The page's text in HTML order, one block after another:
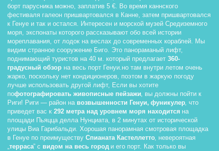
борт парусника можно, заплатив 5 €. Во время каннского
фестиваля галеон пришвартовался в Канне, затем пришвартовался
к Генуе и так и остался. Интересен и морской музей Средиземного
моря, экспонаты которого рассказывают обо всей истории
мореплавания, от лодок на веслах до современных кораблей. Мы
видим странное сооружение Биго. Это панораманый лифт,
поднимающий туристов на 40 м. который предлагает 360-
градусный обзор на весь порт Генуи.но там внутри летом очень
жарко, поскольку нет кондиционеров, поэтом в жаркую погоду
лучше использовать другой лифт, Если вы хотите
пофотографировать живописные пейзажи, вы должны пойти к
Риги! Риги — район на возвышенности Генуи, фуникулер, что
приведет вас к 292 метра над уровнем моря находится на
площади Пьяцца делла Нунциата, в 2 минутах от исторической
улицы Виа Гарибальди. Хорошая панорамная смотровая площадка
в Генуе по преимуществу Спианата Кастеллетто, невероятная
„терраса” с видом на весь город и его порт. Как только вы